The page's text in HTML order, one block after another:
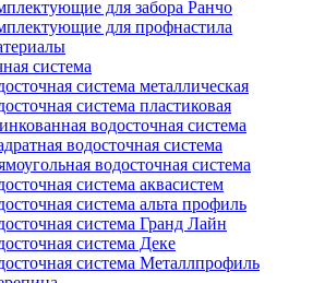
для забора Ранчо
для профнастила
система
система металлическая
система пластиковая
водосточная система
водосточная система
водосточная система
система аквасистем
система альта профиль
система Гранд Лайн
система Деке
система Металлпрофиль